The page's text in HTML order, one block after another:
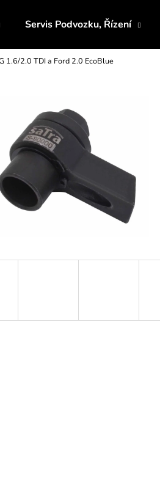
Servis Podvozku, Řízení
1.6/2.0 TDI a Ford 2.0 EcoBlue
najít?
Doporučujeme
OTEVŘENÉ HLAVICE